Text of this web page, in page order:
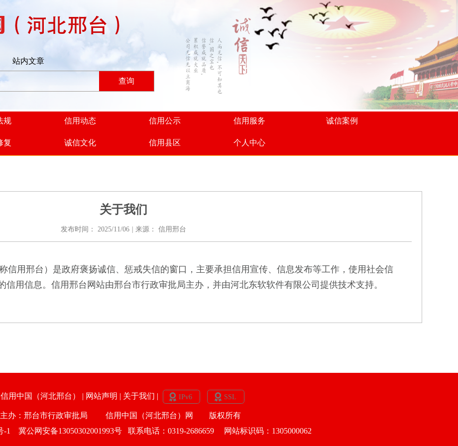
站内文章
查询
规 信用动态 信用公示 信用服务 诚信案例
复 诚信文化 信用县区 个人中心
关于我们
发布时间： 2025/11/06 来源： 信用邢台
信用邢台）是政府褒扬诚信、惩戒失信的窗口，主要承担信用宣传、信息发布等工作，使用社会信
信用信息。信用邢台网站由邢台市行政审批局主办，并由河北东软软件有限公司提供技术支持。
信用中国（河北邢台） | 网站声明 | 关于我们 |
主办：邢台市行政审批局 信用中国（河北邢台）网 版权所有
-1
冀公网安备13050302001993号 联系电话：0319-2686659 网站标识码：1305000062